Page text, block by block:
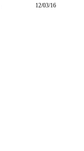
12/03/16